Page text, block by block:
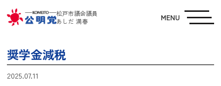
松戸市議会議員
あしだ 満春
MENU
奨学金減税
2025.07.11